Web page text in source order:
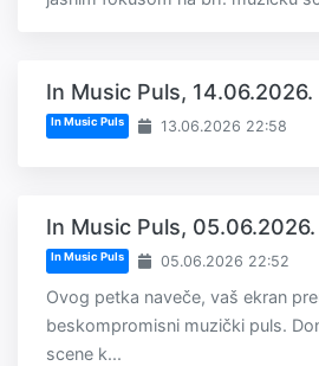
In Music Puls, 14.06.2026.
In Music Puls 13.06.2026 22:58
In Music Puls, 05.06.2026.
In Music Puls 05.06.2026 22:52
Ovog petka naveče, vaš ekran
beskompromisni muzički puls.
scene k...